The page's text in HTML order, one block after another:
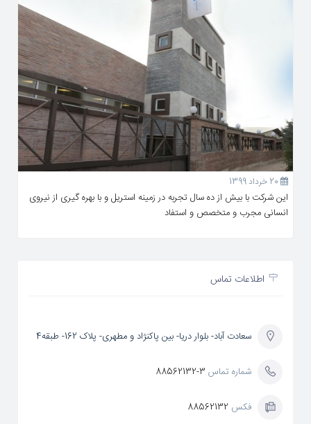
20 خرداد 1399
این شرکت با بیش از ده سال تجربه در زمینه استریل و با بهره گیری از نیروی
انسانی مجرب و متخصص و استفاد
اطلاعات تماس
سعادت آباد- بلوار دریا- بین پاکنژاد و مطهری- پلاک 162- طبقه4
شماره تماس88562132-3
فکس 88562132